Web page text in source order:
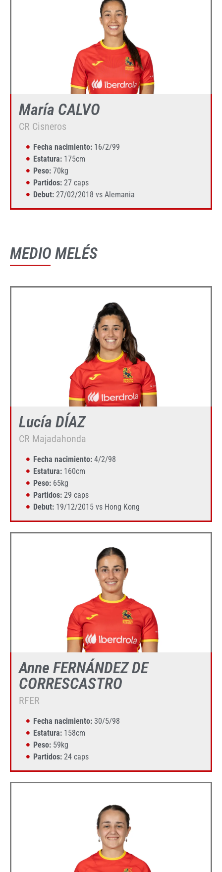
María CALVO
CR Cisneros
Fecha nacimiento:16/2/99
Estatura:175cm
Peso:70kg
Partidos:27 caps
Debut:27/02/2018 vs Alemania
MEDIO MELÉS
Lucía DÍAZ
CR Majadahonda
Fecha nacimiento:4/2/98
Estatura:160cm
Peso:65kg
Partidos:29 caps
Debut:19/12/2015 vs Hong Kong
Anne FERNÁNDEZ DE
CORRESCASTRO
RFER
Fecha nacimiento:30/5/98
Estatura:158cm
Peso:59kg
Partidos:24 caps